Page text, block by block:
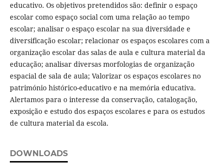
educativo. Os objetivos pretendidos são: definir o espaço
escolar como espaço social com uma relação ao tempo
escolar; analisar o espaço escolar na sua diversidade e
diversificação escolar; relacionar os espaços escolares com a
organização escolar das salas de aula e cultura material da
educação; analisar diversas morfologias de organização
espacial de sala de aula; Valorizar os espaços escolares no
património histórico-educativo e na memória educativa.
Alertamos para o interesse da conservação, catalogação,
exposição e estudo dos espaços escolares e para os estudos
de cultura material da escola.
DOWNLOADS